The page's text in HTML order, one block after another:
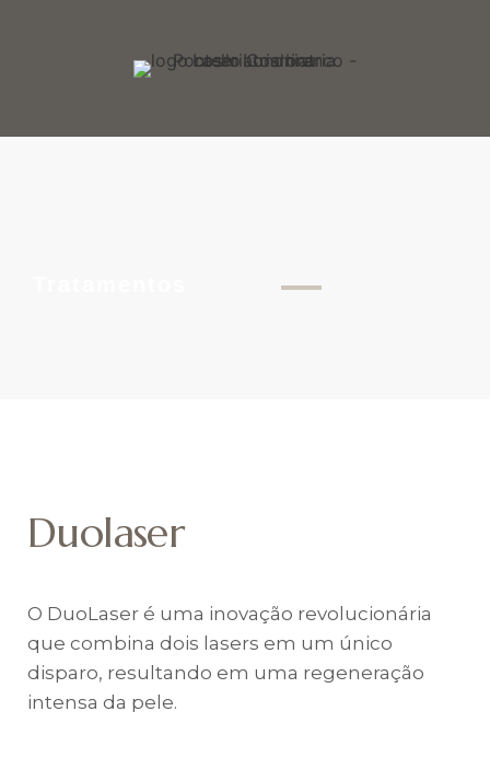
Duolaser
O DuoLaser é uma inovação revolucionária
que combina dois lasers em um único
disparo, resultando em uma regeneração
intensa da pele.